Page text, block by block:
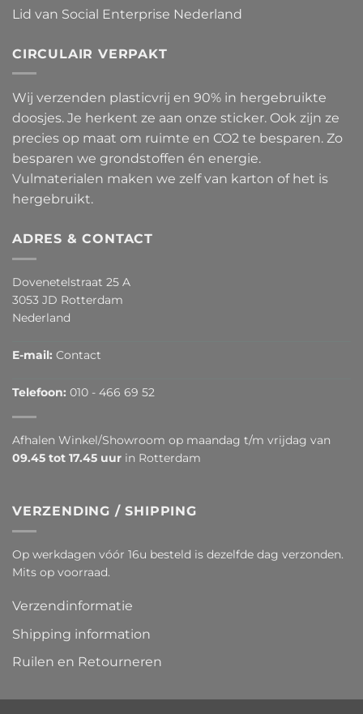
Lid van Social Enterprise Nederland
CIRCULAIR VERPAKT
Wij verzenden plasticvrij en 90% in hergebruikte
doosjes. Je herkent ze aan onze sticker. Ook zijn ze
precies op maat om ruimte en CO2 te besparen. Zo
besparen we grondstoffen én energie.
Vulmaterialen maken we zelf van karton of het is
hergebruikt.
ADRES & CONTACT
Dovenetelstraat 25 A
3053 JD Rotterdam
Nederland
E-mail: Contact
Telefoon: 010 - 466 69 52
Afhalen Winkel/Showroom op maandag t/m vrijdag van
09.45 tot 17.45 uur in Rotterdam
VERZENDING / SHIPPING
Op werkdagen vóór 16u besteld is dezelfde dag verzonden.
Mits op voorraad.
Verzendinformatie
Shipping information
Ruilen en Retourneren